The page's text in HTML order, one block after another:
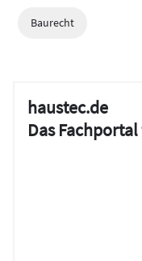
Baurecht
haustec.de
Das